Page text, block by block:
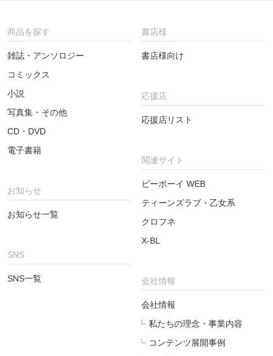
商品を探す
雑誌・アンソロジー
コミックス
小説
写真集・その他
CD・DVD
電子書籍
お知らせ
お知らせ一覧
SNS
SNS一覧
書店様
書店様向け
応援店
応援店リスト
関連サイト
ビーボーイ WEB
ティーンズラブ・乙女系
クロフネ
X-BL
会社情報
会社情報
私たちの理念・事業内容
コンテンツ展開事例